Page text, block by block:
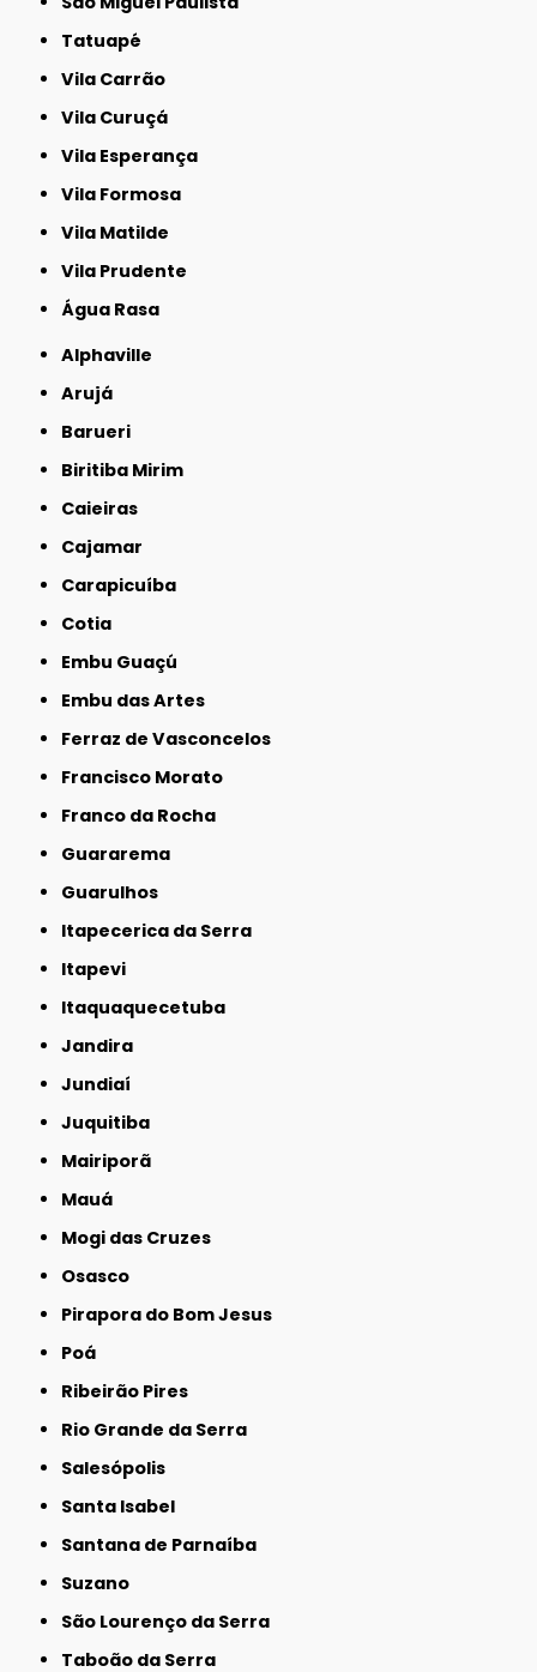
Tatuapé
Vila Carrão
Vila Curuçá
Vila Esperança
Vila Formosa
Vila Matilde
Vila Prudente
Água Rasa
Alphaville
Arujá
Barueri
Biritiba Mirim
Caieiras
Cajamar
Carapicuíba
Cotia
Embu Guaçú
Embu das Artes
Ferraz de Vasconcelos
Francisco Morato
Franco da Rocha
Guararema
Guarulhos
Itapecerica da Serra
Itapevi
Itaquaquecetuba
Jandira
Jundiaí
Juquitiba
Mairiporã
Mauá
Mogi das Cruzes
Osasco
Pirapora do Bom Jesus
Poá
Ribeirão Pires
Rio Grande da Serra
Salesópolis
Santa Isabel
Santana de Parnaíba
Suzano
São Lourenço da Serra
Taboão da Serra